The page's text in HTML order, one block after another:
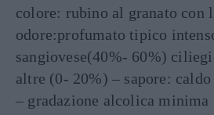
colore: rubino al granato con
odore:profumato tipico
sangiovese(40%- 60%)
altre (0- 20%) – sapore:
– gradazione alcolica minima